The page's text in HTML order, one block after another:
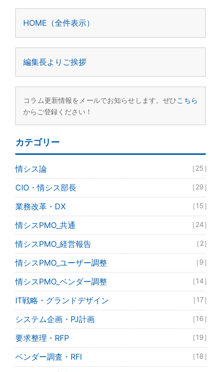
HOME（全件表示）
編集長よりご挨拶
コラム更新情報をメールでお知らせします。ぜひこちら
からご登録ください！
カテゴリー
情シス論 ［25］
CIO・情シス部長 ［29］
業務改革・DX ［15］
情シスPMO_共通 ［24］
情シスPMO_経営報告 ［2］
情シスPMO_ユーザー調整 ［9］
情シスPMO_ベンダー調整 ［14］
IT戦略・グランドデザイン ［17］
システム企画・PJ計画 ［16］
要求整理・RFP ［19］
ベンダー調査・RFI ［18］